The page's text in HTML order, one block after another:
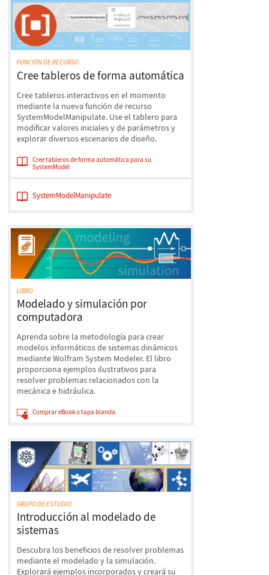
FUNCIÓN DE RECURSO
Cree tableros de forma automática
Cree tableros interactivos en el momento
mediante la nueva función de recurso
SystemModelManipulate. Use el tablero para
modificar valores iniciales y de parámetros y
explorar diversos escenarios de diseño.
Cree tableros de forma automática para su
SystemModel
SystemModelManipulate
LIBRO
Modelado y simulación por
computadora
Aprenda sobre la metodología para crear
modelos informáticos de sistemas dinámicos
mediante Wolfram System Modeler. El libro
proporciona ejemplos ilustrativos para
resolver problemas relacionados con la
mecánica e hidráulica.
Comprar eBook o tapa blanda
GRUPO DE ESTUDIO
Introducción al modelado de
sistemas
Descubra los beneficios de resolver problemas
mediante el modelado y la simulación.
Explorará ejemplos incorporados y creará su